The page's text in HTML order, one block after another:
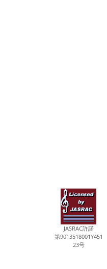
JASRAC許諾
第9013518001Y451
23号